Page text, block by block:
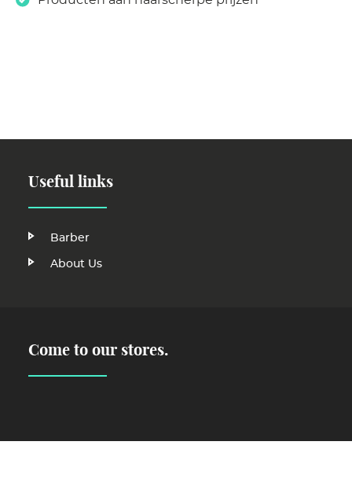
Useful links
Main
Navigation
Barber
Footer
About Us
Come to our stores.